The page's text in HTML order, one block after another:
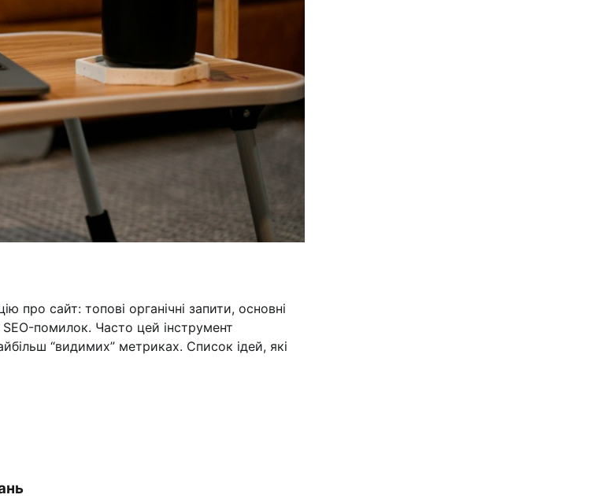
про сайт: топові органічні запити, основні
помилок. Часто цей інструмент
“видимих” метриках. Список ідей, які